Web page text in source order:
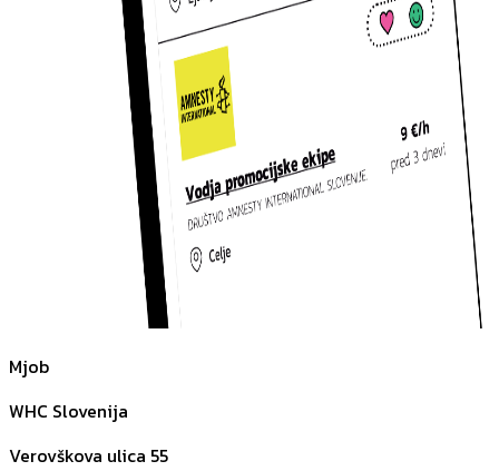
Mjob
WHC Slovenija
Verovškova ulica 55